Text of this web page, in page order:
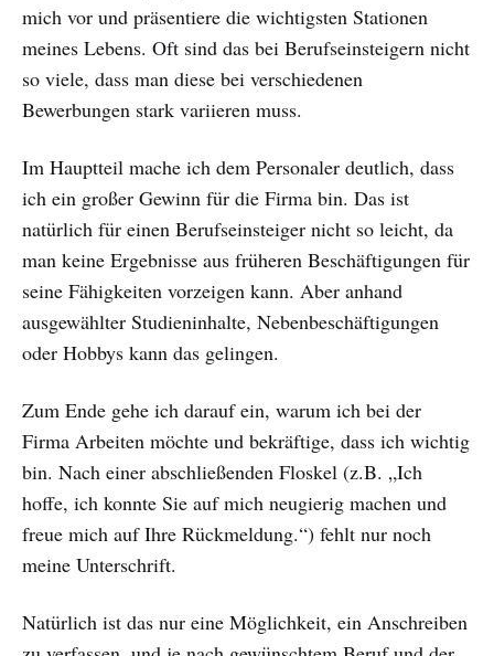
mich vor und präsentiere die wichtigsten Stationen
meines Lebens. Oft sind das bei Berufseinsteigern nicht
so viele, dass man diese bei verschiedenen
Bewerbungen stark variieren muss.
Im Hauptteil mache ich dem Personaler deutlich, dass
ich ein großer Gewinn für die Firma bin. Das ist
natürlich für einen Berufseinsteiger nicht so leicht, da
man keine Ergebnisse aus früheren Beschäftigungen für
seine Fähigkeiten vorzeigen kann. Aber anhand
ausgewählter Studieninhalte, Nebenbeschäftigungen
oder Hobbys kann das gelingen.
Zum Ende gehe ich darauf ein, warum ich bei der
Firma Arbeiten möchte und bekräftige, dass ich wichtig
bin. Nach einer abschließenden Floskel (z.B. „Ich
hoffe, ich konnte Sie auf mich neugierig machen und
freue mich auf Ihre Rückmeldung.“) fehlt nur noch
meine Unterschrift.
Natürlich ist das nur eine Möglichkeit, ein Anschreiben